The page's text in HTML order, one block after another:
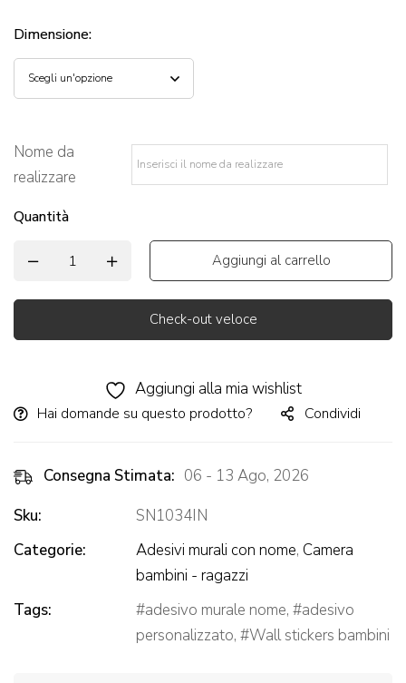
Dimensione:
Nome da
realizzare
Quantità
Aggiungi al carrello
Check-out veloce
Aggiungi alla mia wishlist
Hai domande su questo prodotto? Condividi
Consegna Stimata: 06 - 13 Ago, 2026
Sku:
SN1034IN
Categorie:
Adesivi murali con nome, Camera
bambini - ragazzi
Tags:
adesivo murale nome,
adesivo
personalizzato, Wall stickers bambini